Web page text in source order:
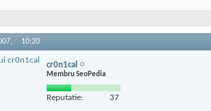
10:20
cr0n1cal
Membru SeoPedia
Reputatie: 37